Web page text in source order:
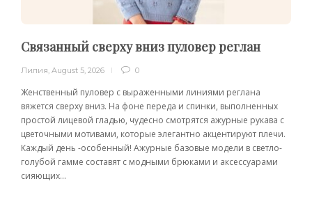
Связанный сверху вниз пуловер реглан
Лилия, August 5, 2026 0
Женственный пуловер с выраженными линиями реглана
вяжется сверху вниз. На фоне переда и спинки, выполненных
простой лицевой гладью, чудесно смотрятся ажурные рукава с
цветочными мотивами, которые элегантно акцентируют плечи.
Каждый день -особенный! Ажурные базовые модели в светло-
голубой гамме составят с модными брюками и аксессуарами
сияющих...